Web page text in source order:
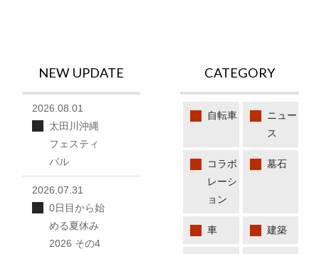
CATEGORY
自転車
ニュー
ス
コラボ
レーシ
ョン
墓石
車 建築
NEW UPDATE
2026.08.01
太田川沖縄
フェスティ
バル
2026.07.31
0日目から始
める夏休み
2026 その4